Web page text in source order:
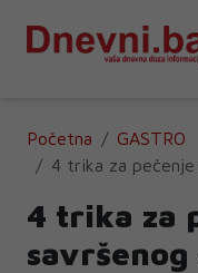
Početna
GASTRO
4 trika za
4 trika za